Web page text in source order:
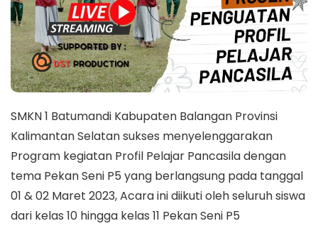
SMKN 1 Batumandi Kabupaten Balangan Provinsi
Kalimantan Selatan sukses menyelenggarakan
Program kegiatan Profil Pelajar Pancasila dengan
tema Pekan Seni P5 yang berlangsung pada tanggal
01 & 02 Maret 2023, Acara ini diikuti oleh seluruh siswa
dari kelas 10 hingga kelas 11 Pekan Seni P5